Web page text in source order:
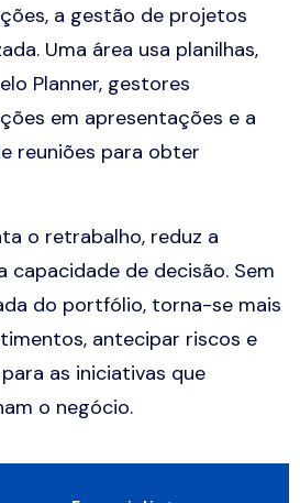
a gestão de projetos
Uma área usa planilhas,
Planner, gestores
em apresentações e a
reuniões para obter
o retrabalho, reduz a
capacidade de decisão. Sem
do portfólio, torna-se mais
antecipar riscos e
as iniciativas que
o negócio.